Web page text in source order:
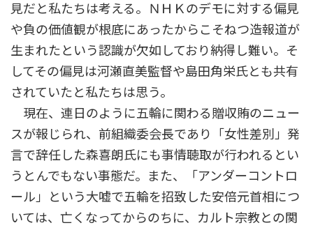
見だと私たちは考える。ＮＨＫのデモに対する偏見
や負の価値観が根底にあったからこそねつ造報道が
生まれたという認識が欠如しており納得し難い。そ
してその偏見は河瀬直美監督や島田角栄氏とも共有
されていたと私たちは思う。
現在、連日のように五輪に関わる贈収賄のニュー
スが報じられ、前組織委会長であり「女性差別」発
言で辞任した森喜朗氏にも事情聴取が行われるとい
うとんでもない事態だ。また、「アンダーコントロ
ール」という大嘘で五輪を招致した安倍元首相につ
いては、亡くなってからのちに、カルト宗教との関